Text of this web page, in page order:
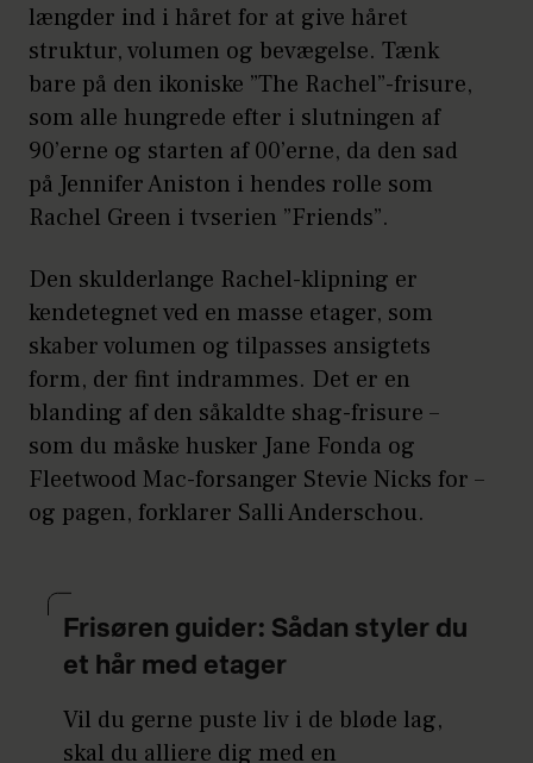
længder ind i håret for at give håret
struktur, volumen og bevægelse. Tænk
bare på den ikoniske ”The Rachel”-frisure,
som alle hungrede efter i slutningen af
90’erne og starten af 00’erne, da den sad
på Jennifer Aniston i hendes rolle som
Rachel Green i tvserien ”Friends”.
Den skulderlange Rachel-klipning er
kendetegnet ved en masse etager, som
skaber volumen og tilpasses ansigtets
form, der fint indrammes. Det er en
blanding af den såkaldte shag-frisure –
som du måske husker Jane Fonda og
Fleetwood Mac-forsanger Stevie Nicks for –
og pagen, forklarer Salli Anderschou.
Frisøren guider: Sådan styler du
et hår med etager
Vil du gerne puste liv i de bløde lag,
skal du alliere dig med en